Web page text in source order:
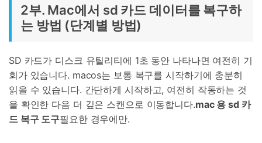
2부. Mac에서 sd 카드 데이터를 복구하
는 방법 (단계별 방법)
SD 카드가 디스크 유틸리티에 1초 동안 나타나면 여전히 기
회가 있습니다. macos는 보통 복구를 시작하기에 충분히
읽을 수 있습니다. 간단하게 시작하고, 여전히 작동하는 것
을 확인한 다음 더 깊은 스캔으로 이동합니다.mac 용 sd 카
드 복구 도구필요한 경우에만.